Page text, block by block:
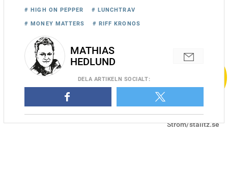
High On Pepper och Jorma Kontio är tillbaka på banan på söndag
efter nästan halvårslångt tävlingsuppehåll. Foto: Adam
Ström/stalltz.se
# HIGH ON PEPPER # LUNCHTRAV
# MONEY MATTERS # RIFF KRONOS
MATHIAS
HEDLUND
DELA ARTIKELN SOCIALT: